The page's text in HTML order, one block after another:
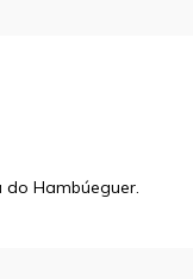
Hambúeguer.